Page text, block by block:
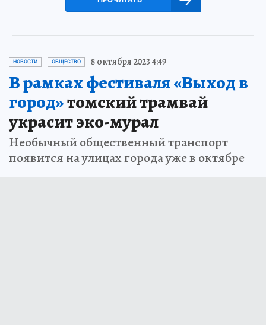
НОВОСТИ ОБЩЕСТВО 8 октября 2023 4:49
В рамках фестиваля «Выход в
город»томский трамвай
украсит эко-мурал
Необычный общественный транспорт
появится на улицах города уже в октябре